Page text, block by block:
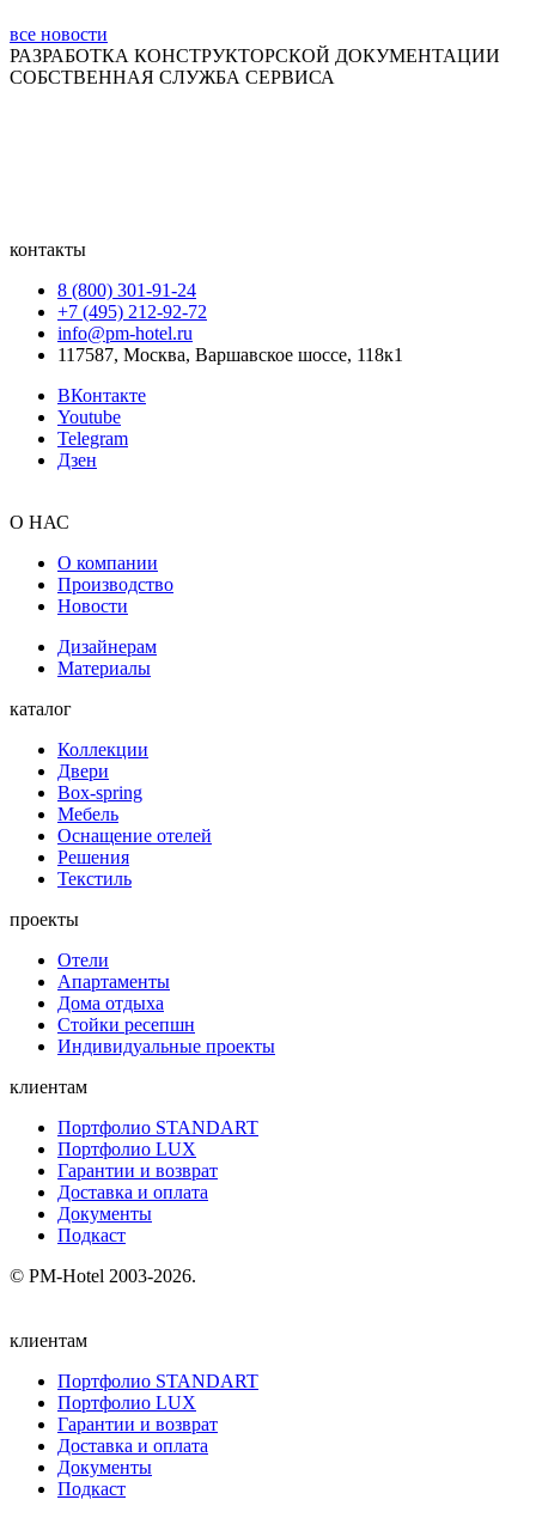
все новости
РАЗРАБОТКА КОНСТРУКТОРСКОЙ ДОКУМЕНТАЦИИ
СОБСТВЕННАЯ СЛУЖБА СЕРВИСА
контакты
8 (800) 301‑91‑24
+7 (495) 212‑92‑72
info@pm-hotel.ru
117587, Москва, Варшавское шоссе, 118к1
ВКонтакте
Youtube
Telegram
Дзен
О НАС
О компании
Производство
Новости
Дизайнерам
Материалы
каталог
Коллекции
Двери
Box-spring
Мебель
Оснащение отелей
Решения
Текстиль
проекты
Отели
Апартаменты
Дома отдыха
Стойки ресепшн
Индивидуальные проекты
клиентам
Портфолио STANDART
Портфолио LUX
Гарантии и возврат
Доставка и оплата
Документы
Подкаст
© PM-Hotel 2003-2026.
клиентам
Портфолио STANDART
Портфолио LUX
Гарантии и возврат
Доставка и оплата
Документы
Подкаст